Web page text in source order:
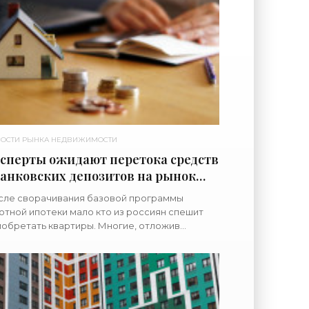
РЫНКА НЕДВИЖИМОСТИ
ожидают перетока средств
депозитов на рынок
- «Недвижимость»
сворачивания базовой программы
ипотеки мало кто из россиян спешит
квартиры. Многие, отложив
в банки. Однако эксперты